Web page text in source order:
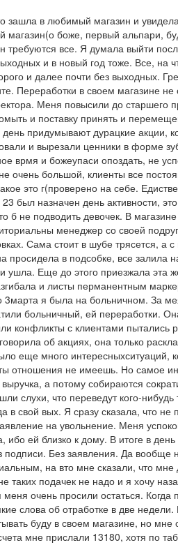
зашла в любимый магазин и
магазин(о боже, первый альпари,
требуются все. Я думала выйти
и в новый год тоже. Все, на
и далее почти без выходных.
Переработки в своем магазине
Меня повысили до старшего
и поставку принять и
придумывают дурацкие акции,
и вырезали ценники в форме
врмя и божеупаси опоздать, не
очень большой, клиенты все
это г(проверено на себе.
назначен день активности, это
б не подводить девочек. В
менеджер со своей
Сама стоит в шубе трясется, а с
просидела в подсобке, все залила
Еще до этого приезжала эта
и листы перманентным
3марта я была на больничном. За
больничный, ей переработки.
конфликты с клиентами пытались
об акциях, она только
еще много интересныхситуаций,
отношения не имеешь. Но самое
а потому собираются
слухи, что переведут кого-
в свой вых. Я сразу сказала, что не
на увольнение. Меня
ибо ей близко к дому. В итоге в
Без заявления. Да вообще
на вто мне сказали, что
подачек не надо и я хочу
очень просили остаться. Когда
слова об отработке в две недели.
буду в своем магазине, но мне
мне прислали 13180, хотя по